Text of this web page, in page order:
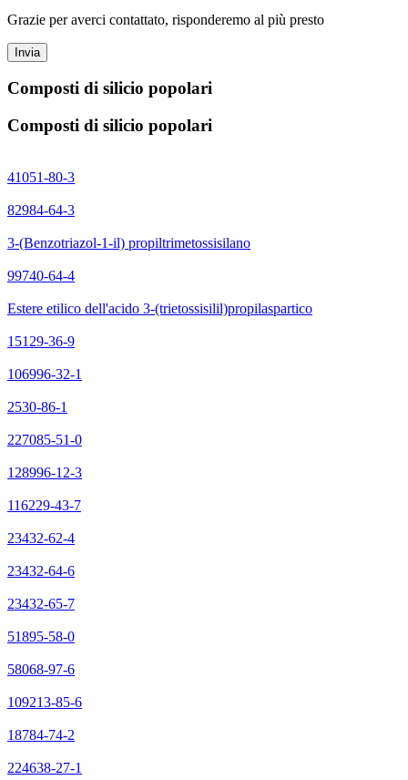
Grazie per averci contattato, risponderemo al più presto
Invia
Composti di silicio popolari
Composti di silicio popolari
41051-80-3
82984-64-3
3-(Benzotriazol-1-il) propiltrimetossisilano
99740-64-4
Estere etilico dell'acido 3-(trietossisilil)propilaspartico
15129-36-9
106996-32-1
2530-86-1
227085-51-0
128996-12-3
116229-43-7
23432-62-4
23432-64-6
23432-65-7
51895-58-0
58068-97-6
109213-85-6
18784-74-2
224638-27-1